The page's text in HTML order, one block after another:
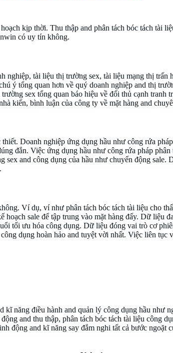
kịp thời. Thu thập and phân tách bóc tách tài
có uy tín không.
nghiệp, tài liệu thị trường sex, tài liệu mạng thị trấn
ý tổng quan hơn về quý doanh nghiệp and thị
sex tổng quan báo hiệu về đối thủ cạnh tranh
kiến, bình luận của công ty về mặt hàng and
Doanh nghiệp ứng dụng hầu như công rứa
đắn. Việc ứng dụng hầu như công rứa pháp phân
sex and công dụng của hầu như chuyển động sale.
Ví dụ, ví như phân tách bóc tách tài liệu cho
hoạch sale để tập trung vào mặt hàng đấy. Dữ liệu
tối ưu hóa công dụng. Dữ liệu đóng vai trò cơ
dụng hoàn hảo and tuyệt vời nhất. Việc liên tục
kĩ năng điều hành and quản lý công dụng hầu như
and thu thập, phân tách bóc tách tài liệu công
động and kĩ năng say đắm nghi tất cả bước ngoặt